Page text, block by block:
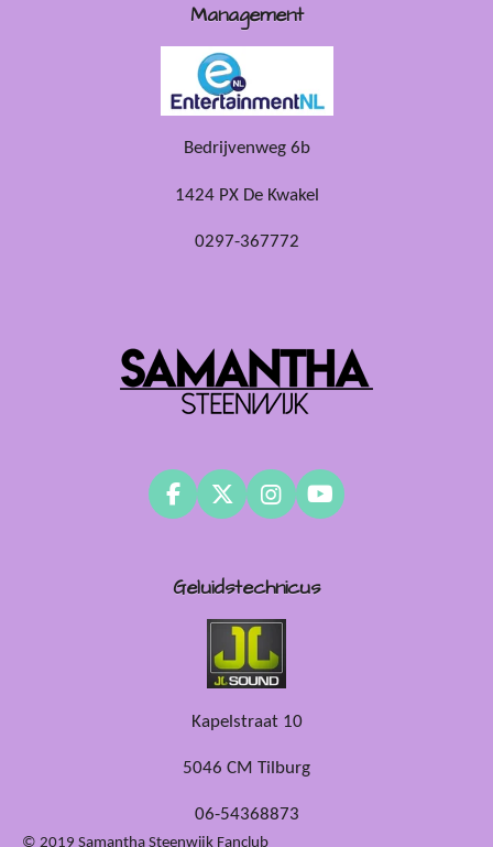
Management
Bedrijvenweg 6b
1424 PX De Kwakel
0297-367772
F
a
b
X
I
n
a
a
m
Y
o
u
Geluidstechnicus
Kapelstraat 10
5046 CM Tilburg
06-54368873
© 2019 Samantha Steenwijk Fanclub